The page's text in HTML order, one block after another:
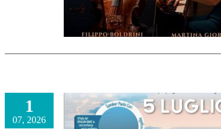
1
07, 2026